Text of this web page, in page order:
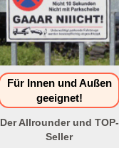
Für Innen und Außen
geeignet!
Der Allrounder und TOP-
Seller